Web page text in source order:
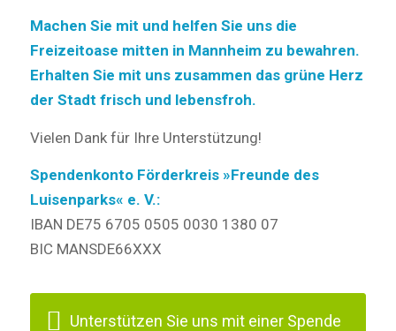
Machen Sie mit und helfen Sie uns die
Freizeitoase mitten in Mannheim zu bewahren.
Erhalten Sie mit uns zusammen das grüne Herz
der Stadt frisch und lebensfroh.
Vielen Dank für Ihre Unterstützung!
Spendenkonto Förderkreis »Freunde des
Luisenparks« e. V.:
IBAN DE75 6705 0505 0030 1380 07
BIC MANSDE66XXX
Unterstützen Sie uns mit einer Spende